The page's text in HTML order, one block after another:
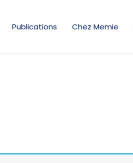
Publications Chez Memie